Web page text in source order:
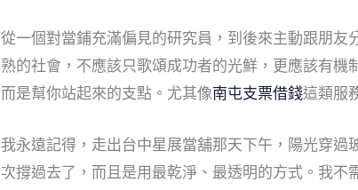
從一個對當鋪充滿偏見的研究員，到後來主動跟朋
熟的社會，不應該只歌頌成功者的光鮮，更應該有
而是幫你站起來的支點。尤其像南屯支票借錢這類服
我永遠記得，走出台中星展當舖那天下午，陽光穿
次撐過去了，而且是用最乾淨、最透明的方式。我